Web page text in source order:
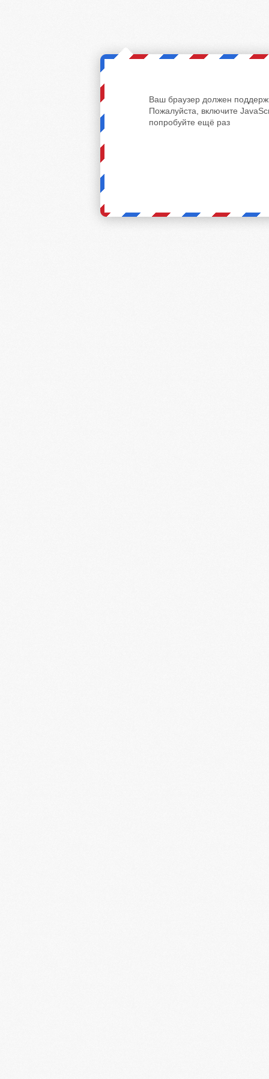
Ваш браузер должен
Пожалуйста, включите
попробуйте ещё раз